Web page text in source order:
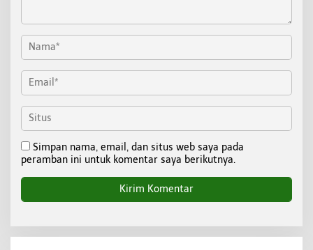
Simpan nama, email, dan situs web saya pada
peramban ini untuk komentar saya berikutnya.